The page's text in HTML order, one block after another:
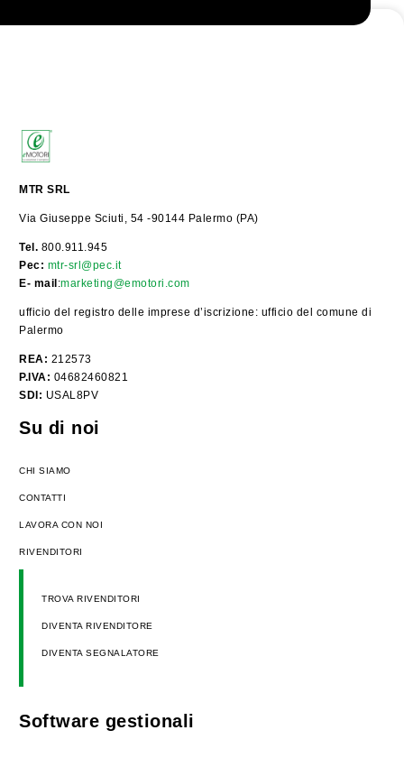
MTR SRL
Via Giuseppe Sciuti, 54 -90144 Palermo (PA)
Tel. 800.911.945
Pec: mtr-srl@pec.it
E- mail:marketing@emotori.com
ufficio del registro delle imprese d’iscrizione: ufficio del comune di
Palermo
REA: 212573
P.IVA: 04682460821
SDI: USAL8PV
Su di noi
CHI SIAMO
CONTATTI
LAVORA CON NOI
RIVENDITORI
TROVA RIVENDITORI
DIVENTA RIVENDITORE
DIVENTA SEGNALATORE
Software gestionali